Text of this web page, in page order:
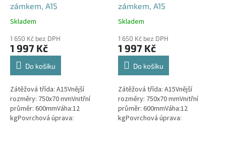
zámkem, A15
Průměrné
produktu
je
4,5
hvězdiček.
Skladem
1 650 Kč bez DPH
1 997 Kč
Do košíku
Zátěžová třída: A15Vnější
rozměry: 750x70 mmVnitřní
průměr: 600mmVáha:12
kgPovrchová úprava:
zámkem, A15
Průměrné
produktu
je
4,6
hvězdiček.
Skladem
1 650 Kč bez DPH
1 997 Kč
Do košíku
Zátěžová třída: A15Vnější
rozměry: 750x70 mmVnitřní
průměr: 600mmVáha:12
kgPovrchová úprava: